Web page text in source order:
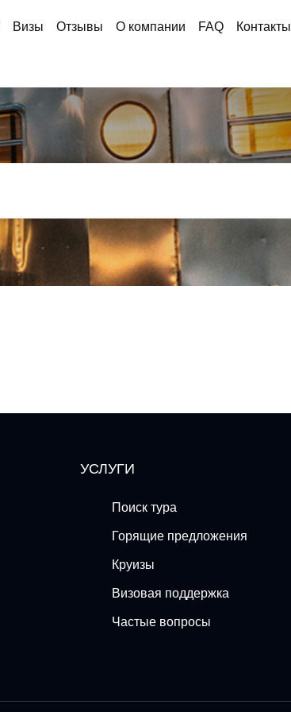
Визы Отзывы О компании FAQ Контакты
УСЛУГИ
Поиск тура
Горящие предложения
Круизы
Визовая поддержка
Частые вопросы